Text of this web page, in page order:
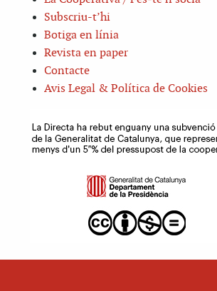
Subscriu-t’hi
Botiga en línia
Revista en paper
Contacte
Avis Legal & Política de Cookies